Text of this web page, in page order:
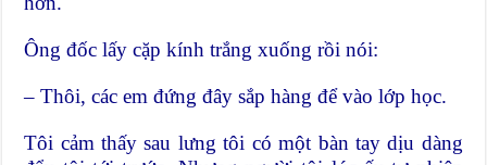
Ông đốc lấy cặp kính trắng xuống rồi nói:
– Thôi, các em đứng đây sắp hàng để vào lớp học.
Tôi cảm thấy sau lưng tôi có một bàn tay dịu dàng